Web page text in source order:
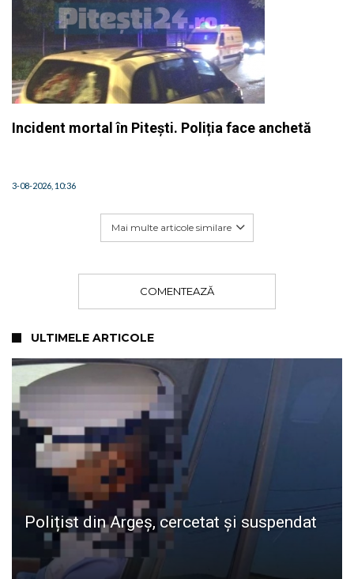
Incident mortal în Pitești. Poliția face anchetă
3-08-2026, 10:36
Mai multe articole similare
COMENTEAZĂ
ULTIMELE ARTICOLE
Polițist din Argeș, cercetat și suspendat